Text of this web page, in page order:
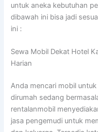
untuk aneka kebutuhan
dibawah ini bisa jadi
ini :
Sewa Mobil Dekat Hotel
Harian
Anda mencari mobil
dirumah sedang
rentalanmobil
jasa pengemudi untuk